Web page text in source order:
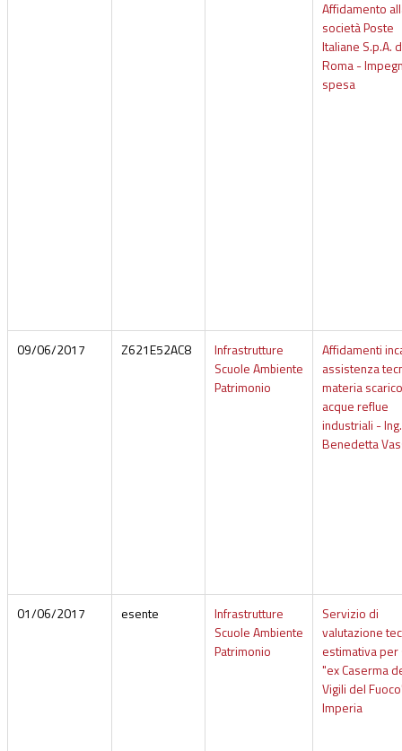
Affidamento
società Poste
Italiane S.p.A.
Roma -
spesa
09/06/2017 Z621E52AC8
Infrastrutture
Scuole Ambiente
Patrimonio
Affidamenti
assistenza
materia scarico
acque reflue
industriali - Ing.
Benedetta
01/06/2017 esente
Infrastrutture
Scuole Ambiente
Patrimonio
Servizio di
valutazione
estimativa per
"ex Caserma
Vigili del
Imperia